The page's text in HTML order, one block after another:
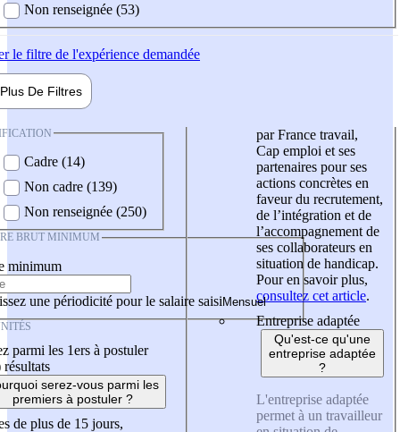
Non renseignée (53)
le filtre de l'expérience demandée
Plus De Filtres
Cadre (14)
Non cadre (139)
Non renseignée (250)
BRUT MINIMUM
minimum
une périodicité pour le salaire saisi
parmi les 1ers à postuler
résultats
serez-vous parmi les
premiers à postuler ?
de plus de 15 jours,
par France travail,
Cap emploi et ses
partenaires pour ses
actions concrètes en
faveur du recrutement,
de l’intégration et de
l’accompagnement de
ses collaborateurs en
situation de handicap.
Pour en savoir plus,
consultez cet article.
Entreprise adaptée
Qu'est-ce qu'une
entreprise adaptée
?
L'entreprise adaptée
permet à un travailleur